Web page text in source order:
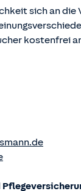
sich an
kostenfrei